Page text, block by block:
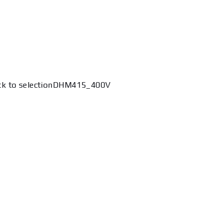
to selectionDHM415_400V